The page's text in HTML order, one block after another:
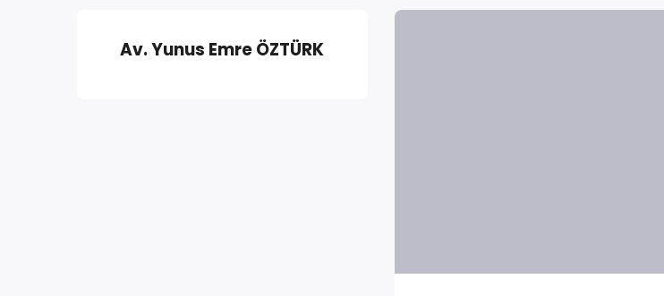
Av. Yunus Emre ÖZTÜRK